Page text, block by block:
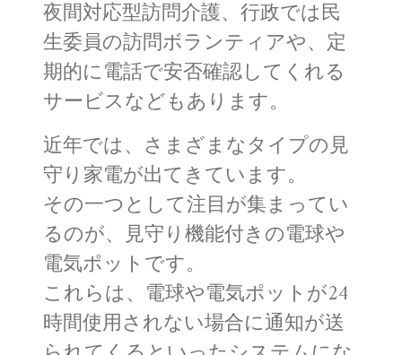
夜間対応型訪問介護、行政では民
生委員の訪問ボランティアや、定
期的に電話で安否確認してくれる
サービスなどもあります。
近年では、さまざまなタイプの見
守り家電が出てきています。
その一つとして注目が集まってい
るのが、見守り機能付きの電球や
電気ポットです。
これらは、電球や電気ポットが24
時間使用されない場合に通知が送